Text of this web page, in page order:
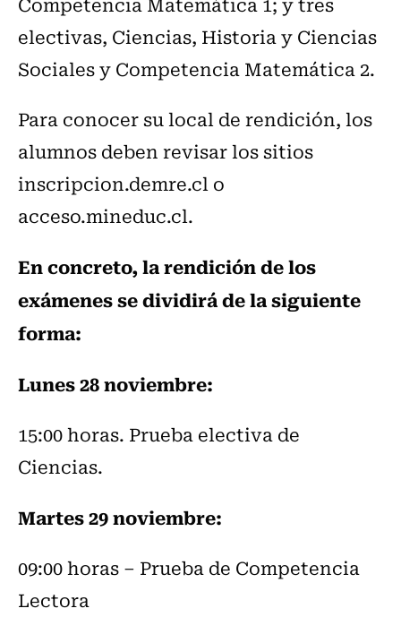
electivas, Ciencias, Historia y Ciencias
Sociales y Competencia Matemática 2.
Para conocer su local de rendición, los
alumnos deben revisar los sitios
inscripcion.demre.cl o
acceso.mineduc.cl.
En concreto, la rendición de los
exámenes se dividirá de la siguiente
forma:
Lunes 28 noviembre:
15:00 horas. Prueba electiva de
Ciencias.
Martes 29 noviembre:
09:00 horas – Prueba de Competencia
Lectora